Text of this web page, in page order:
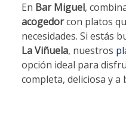
En Bar Miguel,
acogedorcon platos
necesidades. Si estás
La Viñuela, nuestros
opción ideal para
completa, deliciosa y a